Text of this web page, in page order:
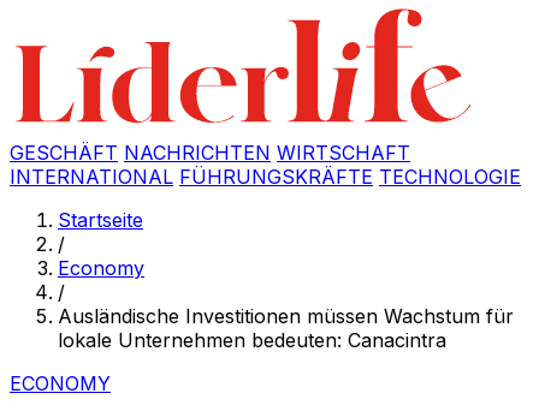
GESCHÄFT NACHRICHTEN WIRTSCHAFT
INTERNATIONAL FÜHRUNGSKRÄFTE TECHNOLOGIE
Startseite
/
Economy
/
Ausländische Investitionen müssen Wachstum für
lokale Unternehmen bedeuten: Canacintra
ECONOMY